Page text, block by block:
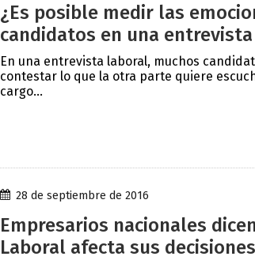
¿Es posible medir las
candidatos en una
En una entrevista laboral, muchos
contestar lo que la otra parte quiere
cargo...
28 de septiembre de 2016
Empresarios nacionales
Laboral afecta sus